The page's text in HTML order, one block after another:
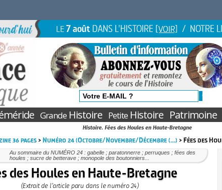
LE7 août DANS L'HISTOIRE [VOIR] / NOTRE
GrandeHistoire PetiteHistoire Patrimoine
Histoire. Fées des Houles en Haute-Bretagne
36 pages>Numéro 24 (Octobre/Novembre/Décembre (…) > Fées des
Au sommaire du NUMÉRO 24 : gabelle ; paratonnerre ; perruques ; fées des
houles ; sucre de betterave ; monopole des boutonniers...
des Houles en Haute-Bretagne
(Extrait de l’article paru dans le numéro 24)